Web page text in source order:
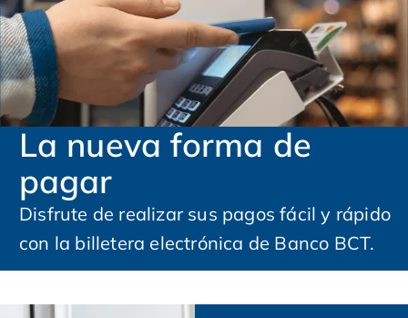
La nueva forma de
pagar
Disfrute de realizar sus pagos fácil y rápido
con la billetera electrónica de Banco BCT.